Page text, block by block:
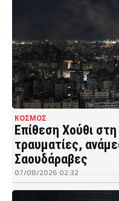
ΚΟΣΜΟΣ
Επίθεση Χούθι
τραυματίες,
Σαουδάραβες
07/08/2026 02:32